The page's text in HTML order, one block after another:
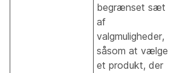
begrænset sæt
af
valgmuligheder,
såsom at vælge
et produkt, der